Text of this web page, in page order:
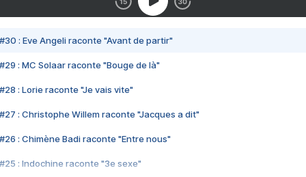
#30 : Eve Angeli raconte "Avant de partir"
#29 : MC Solaar raconte "Bouge de là"
#28 : Lorie raconte "Je vais vite"
#27 : Christophe Willem raconte "Jacques a dit"
#26 : Chimène Badi raconte "Entre nous"
#25 : Indochine raconte "3e sexe"